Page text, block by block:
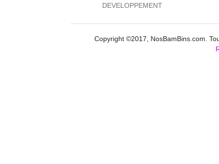
DEVELOPPEMENT
Copyright ©2017, NosBamBins.com.